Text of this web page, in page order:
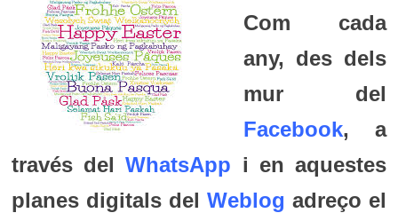
Com cada
any, des dels
mur del
Facebook, a
través delWhatsApp i en aquestes
planes digitals delWeblog adreço el